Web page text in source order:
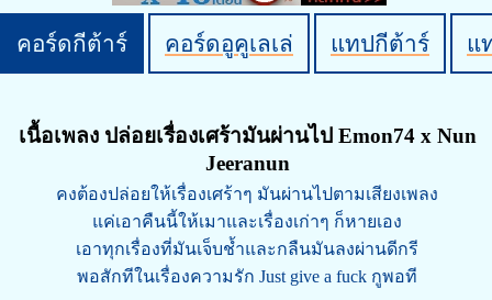
คอร์ดกีต้าร์ คอร์ดอูคูเลเล่ แทปกีต้าร์ แ
เนื้อเพลง ปล่อยเรื่องเศร้ามันผ่านไป Emon74 x Nun
Jeeranun
คงต้องปล่อยให้เรื่องเศร้าๆ มันผ่านไปตามเสียงเพลง
แค่เอาคืนนี้ให้เมาและเรื่องเก่าๆ ก็หายเอง
เอาทุกเรื่องที่มันเจ็บช้ำและกลืนมันลงผ่านดีกรี
พอสักทีในเรื่องความรัก Just give a fuck กูพอที